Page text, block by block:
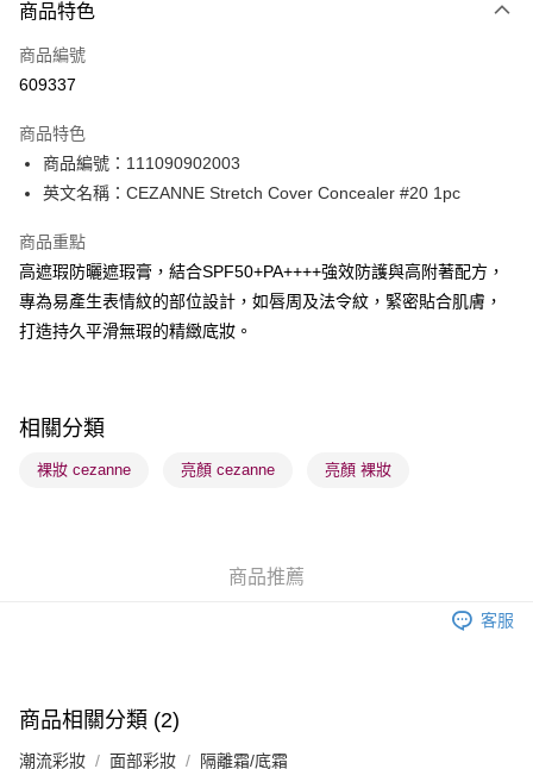
信用卡
Apple Pay
PayMe
WeChat Pay
BoC Pay
送貨方式
順豐自助櫃 - 確認發貨後1-3個工作天送達
順豐站及營業點 - 確認發貨後1-3個工作天送達
(澳門門市) 只顯示可選門市。確認發貨後2-5個工作天到店，3天內
取。逾期會取消訂單，並不會安排重寄
商品特色
商品編號
609337
商品特色
商品編號：111090902003
英文名稱：CEZANNE Stretch Cover Concealer #20 1pc
商品重點
高遮瑕防曬遮瑕膏，結合SPF50+PA++++強效防護與高附著配方，
專為易產生表情紋的部位設計，如唇周及法令紋，緊密貼合肌膚，
打造持久平滑無瑕的精緻底妝。
相關分類
裸妝 cezanne 亮顏 cezanne 亮顏 裸妝
商品推薦
客服
商品相關分類 (2)
潮流彩妝 面部彩妝 隔離霜/底霜